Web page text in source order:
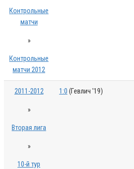
Контрольные
матчи
»
Контрольные
матчи 2012
2011-2012
»
Вторая лига
»
10-й тур
1:0 (Гевлич '19)